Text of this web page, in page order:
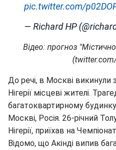
pic.twitter.com/
— Richard HP
Відео: прогноз
До речі, в Москві викинули
Нігерії місцеві жителі.
багатоквартирному
Москві, Росія. 26-річний
Нігерії, приїхав на
Відомо, що Акінді випив